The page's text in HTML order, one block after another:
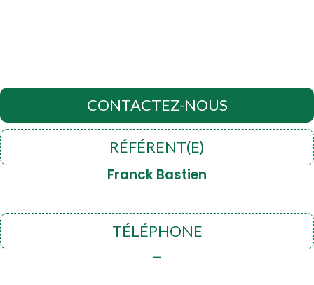
CONTACTEZ-NOUS
RÉFÉRENT(E)
Franck Bastien
TÉLÉPHONE
–